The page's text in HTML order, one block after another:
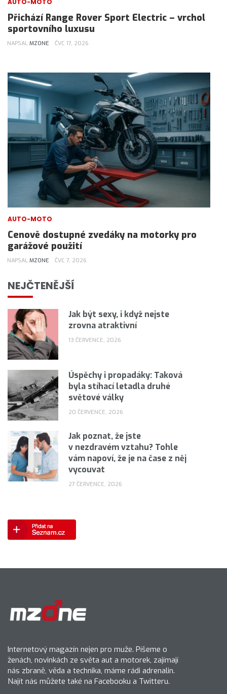
AUTO-MOTO
Přichází Range Rover Sport Electric – vrchol
sportovního luxusu
NAPSAL MZONE ČVC 17, 2026
AUTO-MOTO
Cenově dostupné zvedáky na motorky pro
garážové použití
NAPSAL MZONE ČVC 7, 2026
NEJČTENĚJŠÍ
Jak být sexy, i když nejste
zrovna atraktivní
13 ČERVENCE, 2026
Úspěchy i propadáky: Taková
byla stíhací letadla druhé
světové války
20 ČERVENCE, 2026
Jak poznat, že jste
v nezdravém vztahu? Tohle
vám napoví, že je na čase z něj
vycouvat
27 ČERVENCE, 2026
Internetový magazín nejen pro muže. Píšeme o
ženách, novinkách ze světa aut a motorek, zajímají
nás zbraně, věda a technika, máme rádi adrenalin.
Najít nás můžete také na Facebooku a Twitteru.